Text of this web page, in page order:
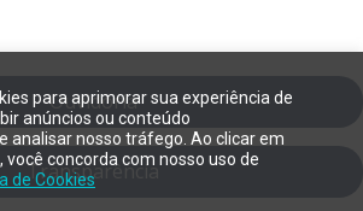
para aprimorar sua experiência de
anúncios ou conteúdo
analisar nosso tráfego. Ao clicar em
você concorda com nosso uso de
de Cookies
Ouvidoria
Transparência